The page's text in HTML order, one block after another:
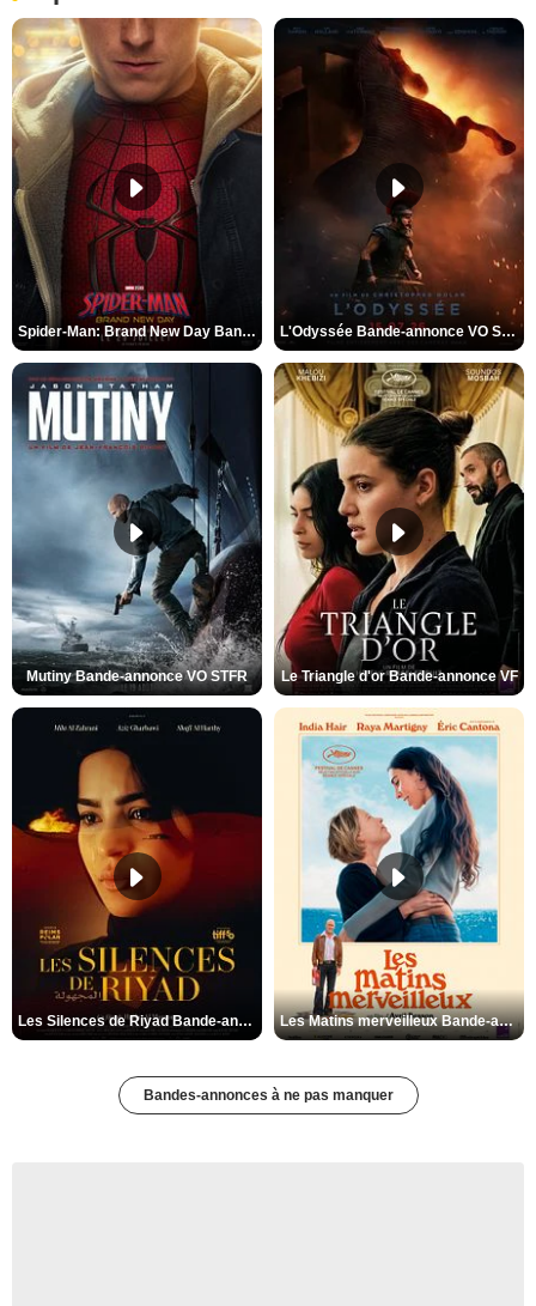
Spider-Man: Brand New Day Bande-annonce VO STFR L'Odyssée Bande-annonce VO STFR
Mutiny Bande-annonce VO STFR Le Triangle d'or Bande-annonce VF
Les Silences de Riyad Bande-annonce VO STFR Les Matins merveilleux Bande-annonce VF
Bandes-annonces à ne pas manquer